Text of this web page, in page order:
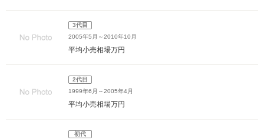
3代目
2005年5月～2010年10月
平均小売相場万円
2代目
1999年6月～2005年4月
平均小売相場万円
初代